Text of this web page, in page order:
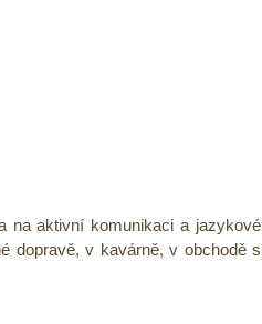
na aktivní komunikaci a jazykové
dopravě, v kavárně, v obchodě s